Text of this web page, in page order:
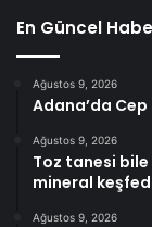
En Güncel
Ağustos 9, 2026
Adana’da Cep
Ağustos 9, 2026
Toz tanesi
mineral
Ağustos 9, 2026